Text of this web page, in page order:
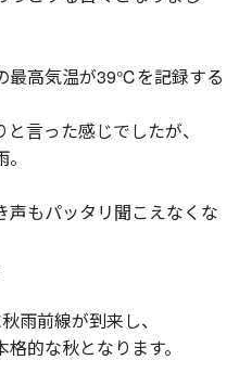
最高気温が39℃を記録する
言った感じでしたが、
声もパッタリ聞こえなくな
雨前線が到来し、
的な秋となります。